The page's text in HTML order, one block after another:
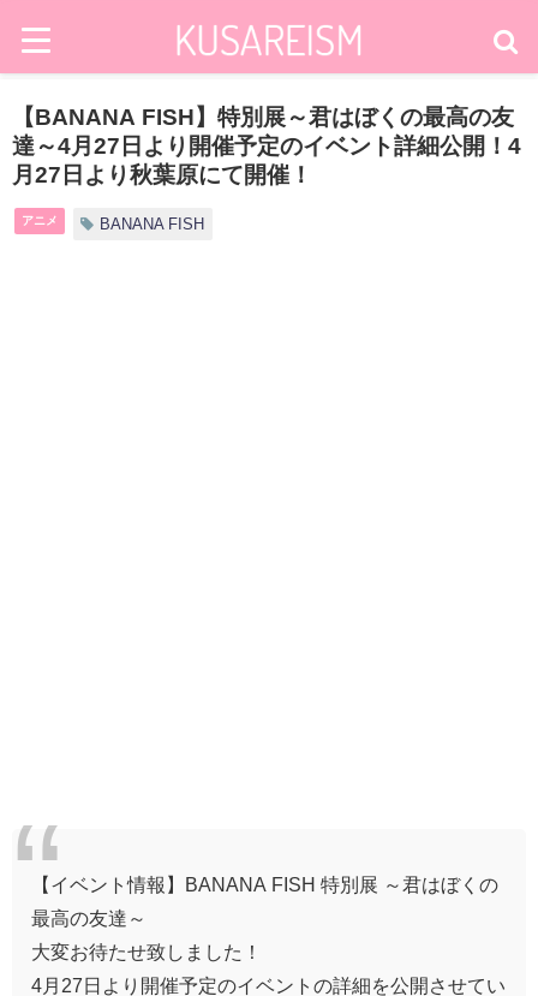
【BANANA FISH】特別展～君はぼくの最高の友
達～4月27日より開催予定のイベント詳細公開！4
月27日より秋葉原にて開催！
アニメ BANANA FISH
【イベント情報】BANANA FISH 特別展 ～君はぼくの
最高の友達～
大変お待たせ致しました！
4月27日より開催予定のイベントの詳細を公開させてい